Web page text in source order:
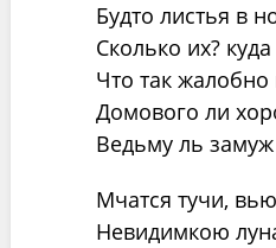
Будто листья в
Сколько их?
Что так жалобно
Домового ли
Ведьму ль
Мчатся тучи,
Невидимкою